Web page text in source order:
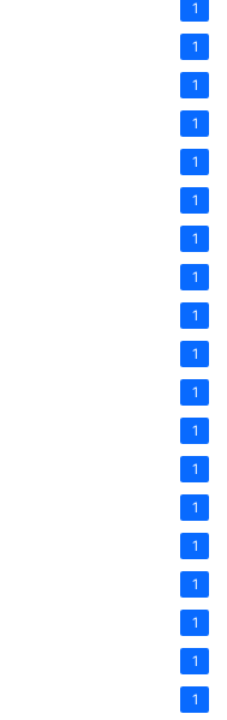
1
1
1
1
1
1
1
1
1
1
1
1
1
1
1
1
1
1
1